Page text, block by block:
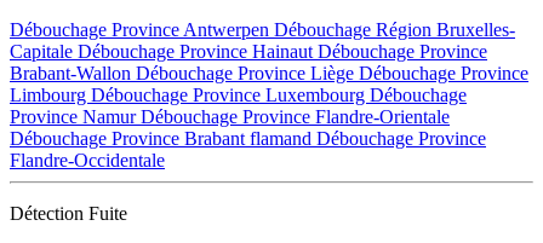
Débouchage Province Antwerpen Débouchage Région Bruxelles-
Capitale Débouchage Province Hainaut Débouchage Province
Brabant-Wallon Débouchage Province Liège Débouchage Province
Limbourg Débouchage Province Luxembourg Débouchage
Province NamurDébouchage Province Flandre-Orientale
Débouchage Province Brabant flamand Débouchage Province
Flandre-Occidentale
Détection Fuite